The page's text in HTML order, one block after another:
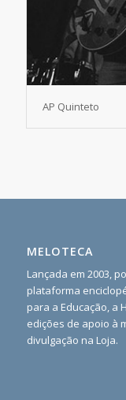
AP Quinteto
MELOTECA
Lançada em 2003,
plataforma
para a Educação, a
edições de apoio à
divulgação na Loja.